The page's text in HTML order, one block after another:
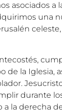
asociados a
una
de la Iglesia,
durante
la derecha